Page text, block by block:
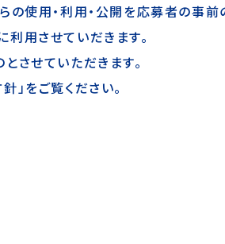
使用・利用・公開を応募者の事前
用させていだきます。
させていただきます。
をご覧ください。